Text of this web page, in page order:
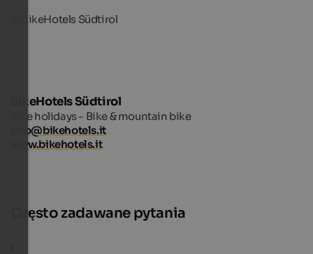
BikeHotels Südtirol
Bike holidays - Bike & mountain bike
info@bikehotels.it
www.bikehotels.it
Często zadawane pytania